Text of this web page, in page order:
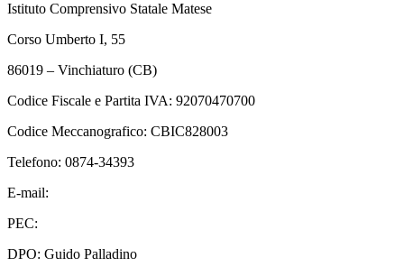
Istituto Comprensivo Statale Matese
Corso Umberto I, 55
86019 – Vinchiaturo (CB)
Codice Fiscale e Partita IVA: 92070470700
Codice Meccanografico: CBIC828003
Telefono: 0874-34393
E-mail:
PEC:
DPO: Guido Palladino